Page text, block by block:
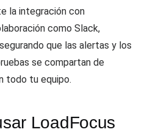
la integración con
como Slack,
que las alertas y los
se compartan de
todo tu equipo.
LoadFocus